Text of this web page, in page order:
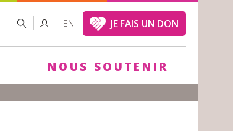
FORMULAIRE
DE
RECHERCHER EN JE FAIS UN DON
NOUS SOUTENIR